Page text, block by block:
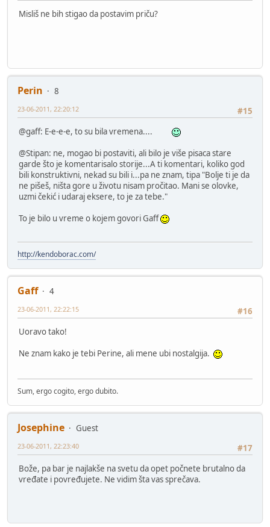
Misliš ne bih stigao da postavim priču?
Perin
8
#15
23-06-2011, 22:20:12
@gaff: E-e-e-e, to su bila vremena....
@Stipan: ne, mogao bi postaviti, ali bilo je više pisaca stare
garde što je komentarisalo storije...A ti komentari, koliko god
bili konstruktivni, nekad su bili i...pa ne znam, tipa "Bolje ti je da
ne pišeš, ništa gore u životu nisam pročitao. Mani se olovke,
uzmi čekić i udaraj eksere, to je za tebe."
To je bilo u vreme o kojem govori Gaff
http://kendoborac.com/
Gaff
4
#16
23-06-2011, 22:22:15
Uoravo tako!
Ne znam kako je tebi Perine, ali mene ubi nostalgija.
Sum, ergo cogito, ergo dubito.
Josephine
Guest
#17
23-06-2011, 22:23:40
Bože, pa bar je najlakše na svetu da opet počnete brutalno da
vređate i povređujete. Ne vidim šta vas sprečava.